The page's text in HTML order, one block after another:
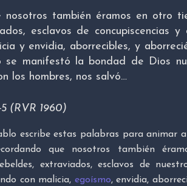
nosotros también éramos en otro
esclavos de concupiscencias
y envidia, aborrecibles, y
se manifestó la bondad de Dios
los hombres, nos salvó…
5 (RVR 1960)
escribe estas palabras para animar
que nosotros también
extraviados, esclavos de
con malicia, egoísmo, envidia,